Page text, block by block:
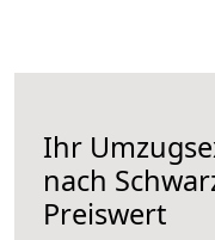
Ihr
nach
Preiswert